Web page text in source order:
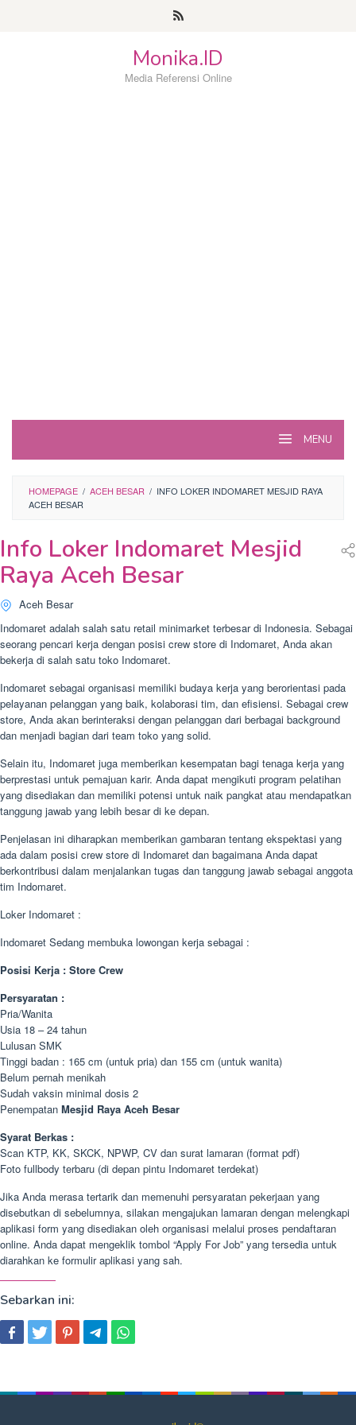
Monika.ID
Media Referensi Online
MENU
HOMEPAGE / ACEH BESAR / INFO LOKER INDOMARET MESJID RAYA
ACEH BESAR
Info Loker Indomaret Mesjid
Raya Aceh Besar
Aceh Besar
Indomaret adalah salah satu retail minimarket terbesar di Indonesia. Sebagai
seorang pencari kerja dengan posisi crew store di Indomaret, Anda akan
bekerja di salah satu toko Indomaret.
Indomaret sebagai organisasi memiliki budaya kerja yang berorientasi pada
pelayanan pelanggan yang baik, kolaborasi tim, dan efisiensi. Sebagai crew
store, Anda akan berinteraksi dengan pelanggan dari berbagai background
dan menjadi bagian dari team toko yang solid.
Selain itu, Indomaret juga memberikan kesempatan bagi tenaga kerja yang
berprestasi untuk pemajuan karir. Anda dapat mengikuti program pelatihan
yang disediakan dan memiliki potensi untuk naik pangkat atau mendapatkan
tanggung jawab yang lebih besar di ke depan.
Penjelasan ini diharapkan memberikan gambaran tentang ekspektasi yang
ada dalam posisi crew store di Indomaret dan bagaimana Anda dapat
berkontribusi dalam menjalankan tugas dan tanggung jawab sebagai anggota
tim Indomaret.
Loker Indomaret :
Indomaret Sedang membuka lowongan kerja sebagai :
Posisi Kerja : Store Crew
Persyaratan :
Pria/Wanita
Usia 18 – 24 tahun
Lulusan SMK
Tinggi badan : 165 cm (untuk pria) dan 155 cm (untuk wanita)
Belum pernah menikah
Sudah vaksin minimal dosis 2
Penempatan Mesjid Raya Aceh Besar
Syarat Berkas :
Scan KTP, KK, SKCK, NPWP, CV dan surat lamaran (format pdf)
Foto fullbody terbaru (di depan pintu Indomaret terdekat)
Jika Anda merasa tertarik dan memenuhi persyaratan pekerjaan yang
disebutkan di sebelumnya, silakan mengajukan lamaran dengan melengkapi
aplikasi form yang disediakan oleh organisasi melalui proses pendaftaran
online. Anda dapat mengeklik tombol “Apply For Job” yang tersedia untuk
diarahkan ke formulir aplikasi yang sah.
Sebarkan ini: